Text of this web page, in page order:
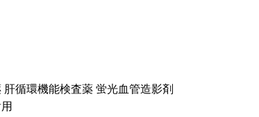
循環機能検査薬 蛍光血管造影剤